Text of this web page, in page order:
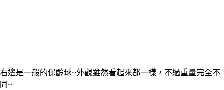
右邊是一般的保齡球~外觀雖然看起來都一樣，不過重量完全不
同~